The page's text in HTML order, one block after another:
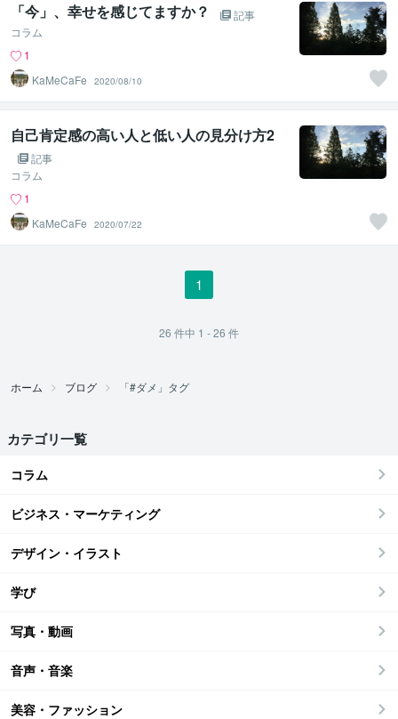
「今」、幸せを感じてますか？
記事
コラム
1
KaMeCaFe
2020/08/10
自己肯定感の高い人と低い人の見分け方2
記事
コラム
1
KaMeCaFe
2020/07/22
1
26 件中 1 - 26 件
ホーム ブログ 「#ダメ」タグ
カテゴリ一覧
コラム
ビジネス・マーケティング
デザイン・イラスト
学び
写真・動画
音声・音楽
美容・ファッション